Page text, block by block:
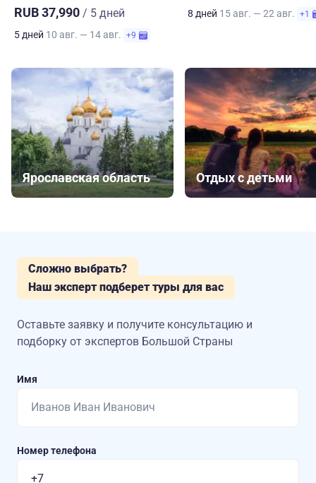
RUB 37,990 / 5 дней
5 дней 10 авг. — 14 авг. +9
8 дней 15 авг. — 22 авг. +1
Ярославская область Отдых с детьми
Сложно выбрать?
Наш эксперт подберет туры для вас
Оставьте заявку и получите консультацию и
подборку от экспертов Большой Страны
Имя
Номер телефона